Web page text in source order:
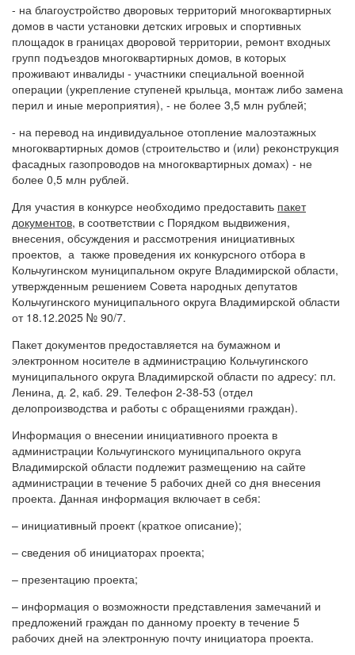
- на благоустройство дворовых территорий многоквартирных
домов в части установки детских игровых и спортивных
площадок в границах дворовой территории, ремонт входных
групп подъездов многоквартирных домов, в которых
проживают инвалиды - участники специальной военной
операции (укрепление ступеней крыльца, монтаж либо замена
перил и иные мероприятия), - не более 3,5 млн рублей;
- на перевод на индивидуальное отопление малоэтажных
многоквартирных домов (строительство и (или) реконструкция
фасадных газопроводов на многоквартирных домах) - не
более 0,5 млн рублей.
Для участия в конкурсе необходимо предоставить пакет
документов, в соответствии с Порядком выдвижения,
внесения, обсуждения и рассмотрения инициативных
проектов, а также проведения их конкурсного отбора в
Кольчугинском муниципальном округе Владимирской области,
утвержденным решением Совета народных депутатов
Кольчугинского муниципального округа Владимирской области
от 18.12.2025 № 90/7.
Пакет документов предоставляется на бумажном и
электронном носителе в администрацию Кольчугинского
муниципального округа Владимирской области по адресу: пл.
Ленина, д. 2, каб. 29. Телефон 2-38-53 (отдел
делопроизводства и работы с обращениями граждан).
Информация о внесении инициативного проекта в
администрации Кольчугинского муниципального округа
Владимирской области подлежит размещению на сайте
администрации в течение 5 рабочих дней со дня внесения
проекта. Данная информация включает в себя:
– инициативный проект (краткое описание);
– сведения об инициаторах проекта;
– презентацию проекта;
– информация о возможности представления замечаний и
предложений граждан по данному проекту в течение 5
рабочих дней на электронную почту инициатора проекта.